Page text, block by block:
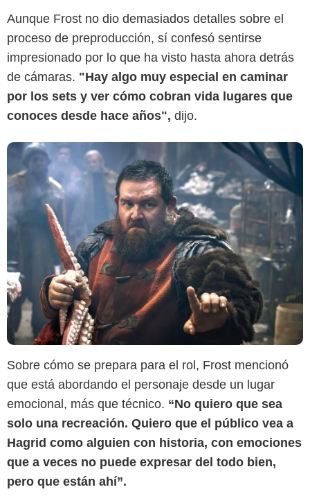
Aunque Frost no dio demasiados detalles sobre el
proceso de preproducción, sí confesó sentirse
impresionado por lo que ha visto hasta ahora detrás
de cámaras. "Hay algo muy especial en caminar
por los sets y ver cómo cobran vida lugares que
conoces desde hace años", dijo.
Sobre cómo se prepara para el rol, Frost mencionó
que está abordando el personaje desde un lugar
emocional, más que técnico. “No quiero que sea
solo una recreación. Quiero que el público vea a
Hagrid como alguien con historia, con emociones
que a veces no puede expresar del todo bien,
pero que están ahí”.